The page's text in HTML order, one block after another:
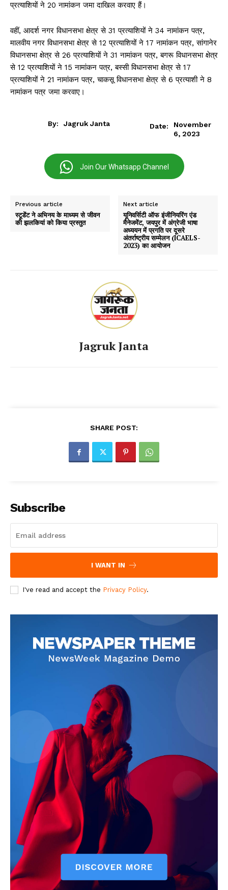
प्रत्याशियों ने 20 नामांकन जमा दाखिल करवाए हैं।
वहीं, आदर्श नगर विधानसभा क्षेत्र से 31 प्रत्याशियों ने 34 नामांकन पत्र,
मालवीय नगर विधानसभा क्षेत्र से 12 प्रत्याशियों ने 17 नामांकन पत्र, सांगानेर
विधानसभा क्षेत्र से 26 प्रत्याशियों ने 31 नामांकन पत्र, बगरू विधानसभा क्षेत्र
से 12 प्रत्याशियों ने 15 नामांकन पत्र, बस्सी विधानसभा क्षेत्र से 17
प्रत्याशियों ने 21 नामांकन पत्र, चाकसू विधानसभा क्षेत्र से 6 प्रत्याशी ने 8
नामांकन पत्र जमा करवाए।
By: Jagruk Janta Date:
November
6, 2023
Join Our Whatsapp Channel
Previous article
स्टूडेंट ने अभिनय के माध्यम से जीवन
की झलकियां को किया प्रस्तुत
Next article
यूनिवर्सिटी ऑफ इंजीनियरिंग एंड
मैनेजमेंट, जयपुर में अंग्रेजी भाषा
अध्ययन में प्रगति पर दूसरे
अंतर्राष्ट्रीय सम्मेलन (ICAELS-
2023) का आयोजन
Jagruk Janta
SHARE POST:
Subscribe
I WANT IN
I've read and accept the Privacy Policy.